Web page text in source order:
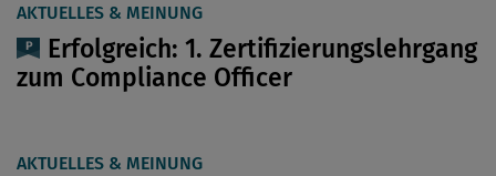
AKTUELLES & MEINUNG
Erfolgreich: 1. Zertifizierungslehrgang
zum Compliance Officer
AKTUELLES & MEINUNG